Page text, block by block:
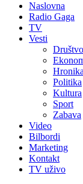
Naslovna
Radio Gaga
TV
Vesti
Društvo
Hronika
Politika
Kultura
Sport
Zabava
Video
Bilbordi
Marketing
Kontakt
TV uživo